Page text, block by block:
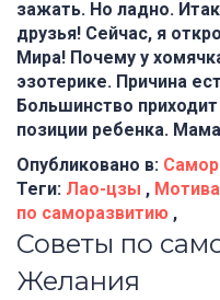
зажать. Но ладно.
друзья! Сейчас, я
Мира! Почему у
эзотерике. Причина
Большинство
позиции ребенка.
Опубликовано в:
Теги: Лао-цзы ,
по саморазвитию ,
Советы по
Желания